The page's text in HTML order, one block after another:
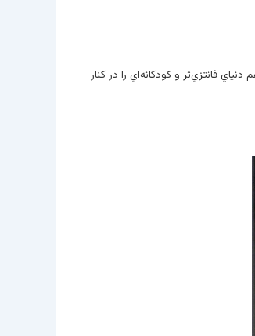
فانتزي‌تر و كودكانه‌اي را در كنار